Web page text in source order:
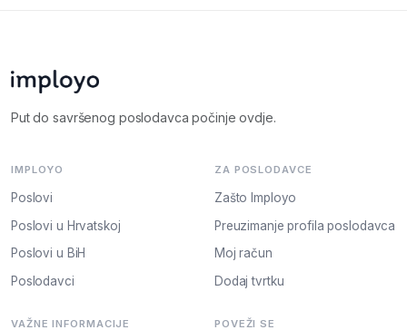
Put do savršenog poslodavca počinje ovdje.
IMPLOYO
Poslovi
Poslovi u Hrvatskoj
Poslovi u BiH
Poslodavci
ZA POSLODAVCE
Zašto Imployo
Preuzimanje profila poslodavca
Moj račun
Dodaj tvrtku
VAŽNE INFORMACIJE POVEŽI SE